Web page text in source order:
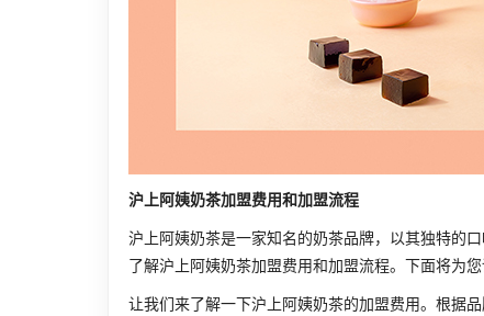
沪上阿姨奶茶加盟费用和加盟流程
沪上阿姨奶茶是一家知名的奶茶品牌，以其独特的
了解沪上阿姨奶茶加盟费用和加盟流程。下面将为您
让我们来了解一下沪上阿姨奶茶的加盟费用。根据